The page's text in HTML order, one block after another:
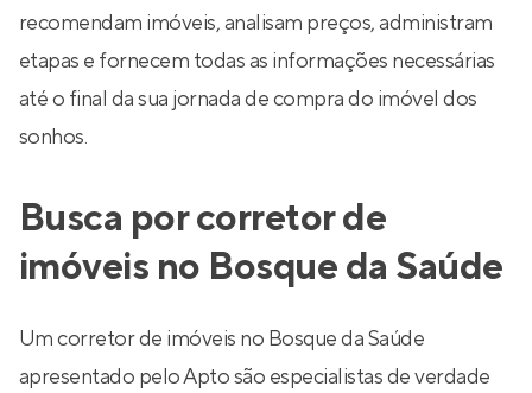
recomendam imóveis, analisam preços, administram
etapas e fornecem todas as informações necessárias
até o final da sua jornada de compra do imóvel dos
sonhos.
Busca por corretor de
imóveis no Bosque da Saúde
Um corretor de imóveis no Bosque da Saúde
apresentado pelo Apto são especialistas de verdade